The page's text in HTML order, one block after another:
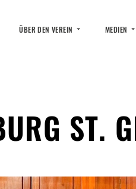
ÜBER DEN VEREIN MEDIEN
ST.